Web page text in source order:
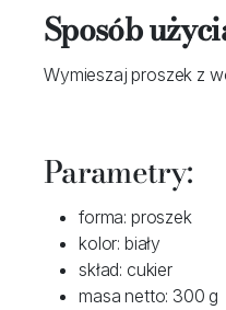
Sposób
Wymieszaj proszek z
Parametry:
forma: proszek
kolor: biały
skład: cukier
masa netto: 300 g